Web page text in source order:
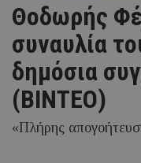
Θοδωρής
συναυλία
δημόσια
(ΒΙΝΤΕΟ)
«Πλήρης